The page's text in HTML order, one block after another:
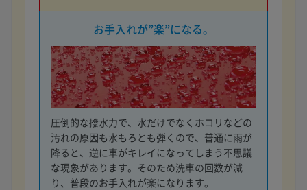
お手入れが”楽”になる。
圧倒的な撥水力で、水だけでなくホコリなどの
汚れの原因も水もろとも弾くので、普通に雨が
降ると、逆に車がキレイになってしまう不思議
な現象があります。そのため洗車の回数が減
り、普段のお手入れが楽になります。